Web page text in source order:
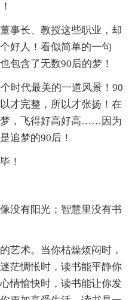
事长、教授这些职业，却
好人！看似简单的一句
包含了无数90后的梦！
时代最美的一道风景！90
才完整，所以才张扬！在
，飞得好高好高……因为
追梦的90后！
！
没有阳光；智慧里没有书
艺术。当你枯燥烦闷时，
茫惆怅时，读书能平静你
情愉快时，读书能让你发